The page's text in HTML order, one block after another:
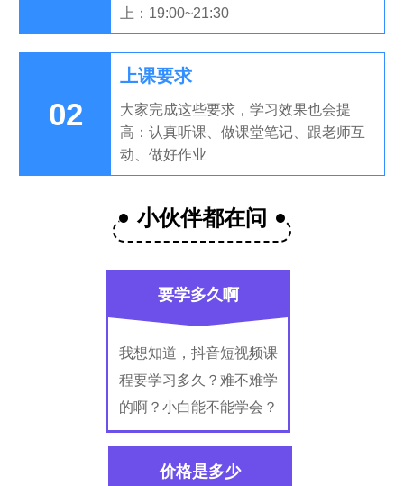
上：19:00~21:30
02
上课要求
大家完成这些要求，学习效果也会提
高：认真听课、做课堂笔记、跟老师互
动、做好作业
小伙伴都在问
要学多久啊
我想知道，抖音短视频课
程要学习多久？难不难学
的啊？小白能不能学会？
价格是多少